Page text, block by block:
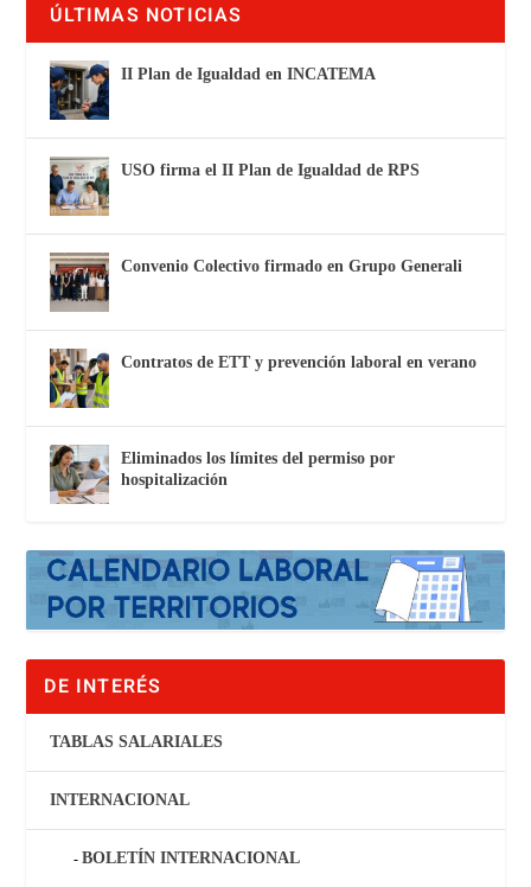
ÚLTIMAS NOTICIAS
II Plan de Igualdad en INCATEMA
USO firma el II Plan de Igualdad de RPS
Convenio Colectivo firmado en Grupo Generali
Contratos de ETT y prevención laboral en verano
Eliminados los límites del permiso por
hospitalización
DE INTERÉS
TABLAS SALARIALES
INTERNACIONAL
BOLETÍN INTERNACIONAL